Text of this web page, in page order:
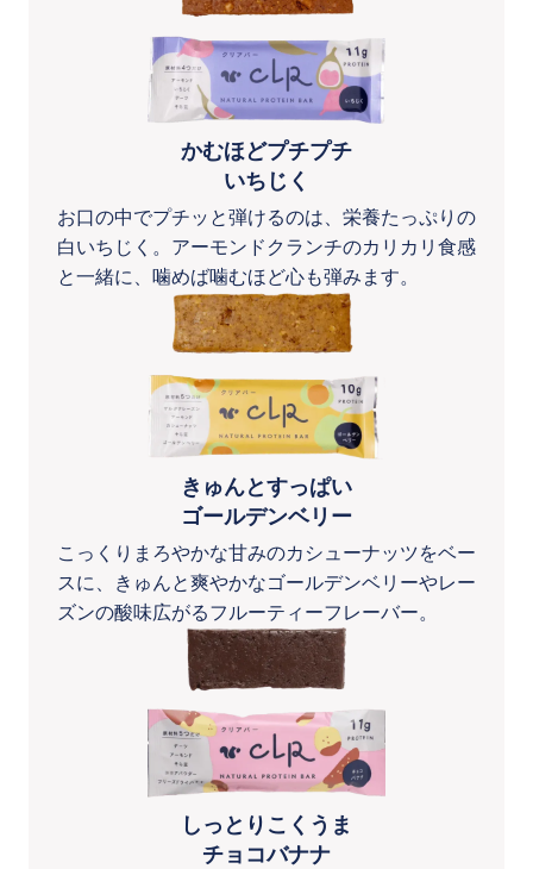
かむほどプチプチ
いちじく
お口の中でプチッと弾けるのは、栄養たっぷりの
白いちじく。アーモンドクランチのカリカリ食感
と一緒に、噛めば噛むほど心も弾みます。
きゅんとすっぱい
ゴールデンベリー
こっくりまろやかな甘みのカシューナッツをベー
スに、きゅんと爽やかなゴールデンベリーやレー
ズンの酸味広がるフルーティーフレーバー。
しっとりこくうま
チョコバナナ